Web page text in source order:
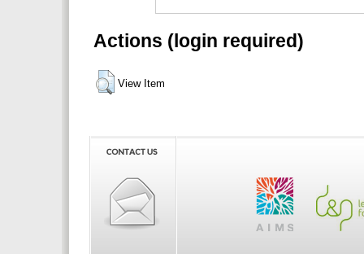
Actions (login required)
View Item